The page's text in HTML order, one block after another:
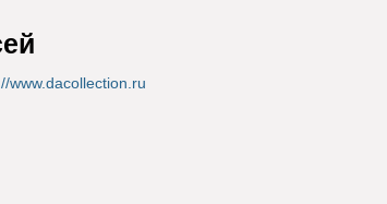
www.dacollection.ru